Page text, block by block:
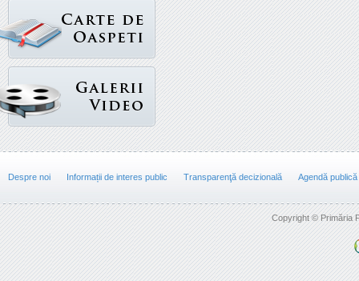
Despre noi Informații de interes public Transparenţă decizională Agendă publică
Copyright © Primăria